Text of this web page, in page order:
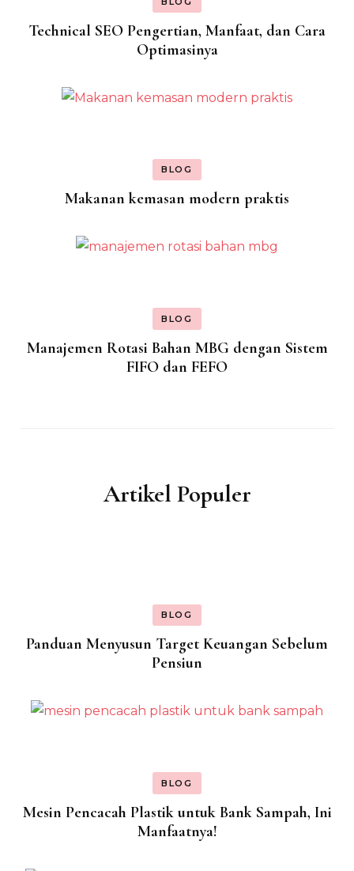
Technical SEO Pengertian, Manfaat, dan Cara
Optimasinya
BLOG
Makanan kemasan modern praktis
BLOG
Manajemen Rotasi Bahan MBG dengan Sistem
FIFO dan FEFO
Artikel Populer
BLOG
Panduan Menyusun Target Keuangan Sebelum
Pensiun
BLOG
Mesin Pencacah Plastik untuk Bank Sampah, Ini
Manfaatnya!